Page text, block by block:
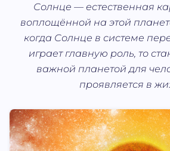
Солнце — естественная
воплощённой на этой
когда Солнце в системе
играет главную роль, то
важной планетой для
проявляется в